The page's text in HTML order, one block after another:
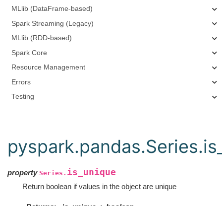
MLlib (DataFrame-based)
Spark Streaming (Legacy)
MLlib (RDD-based)
Spark Core
Resource Management
Errors
Testing
property Series. is_unique
Return boolean if values in the object are unique